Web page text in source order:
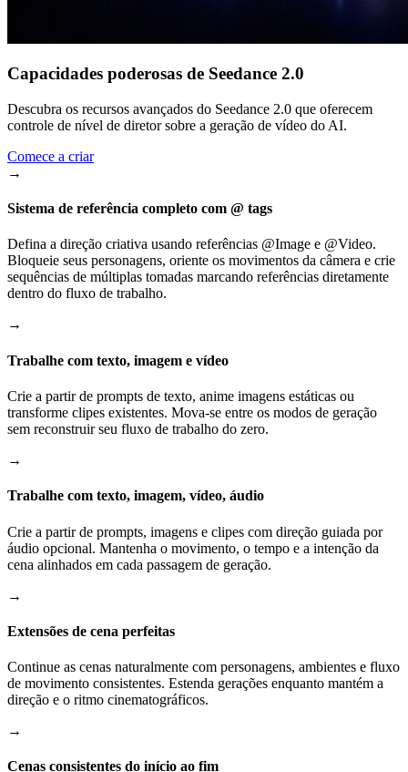
Capacidades poderosas de Seedance 2.0
Descubra os recursos avançados do Seedance 2.0 que oferecem
controle de nível de diretor sobre a geração de vídeo do AI.
Comece a criar
→
Sistema de referência completo com @ tags
Defina a direção criativa usando referências @Image e @Video.
Bloqueie seus personagens, oriente os movimentos da câmera e crie
sequências de múltiplas tomadas marcando referências diretamente
dentro do fluxo de trabalho.
→
Trabalhe com texto, imagem e vídeo
Crie a partir de prompts de texto, anime imagens estáticas ou
transforme clipes existentes. Mova-se entre os modos de geração
sem reconstruir seu fluxo de trabalho do zero.
→
Trabalhe com texto, imagem, vídeo, áudio
Crie a partir de prompts, imagens e clipes com direção guiada por
áudio opcional. Mantenha o movimento, o tempo e a intenção da
cena alinhados em cada passagem de geração.
→
Extensões de cena perfeitas
Continue as cenas naturalmente com personagens, ambientes e fluxo
de movimento consistentes. Estenda gerações enquanto mantém a
direção e o ritmo cinematográficos.
→
Cenas consistentes do início ao fim